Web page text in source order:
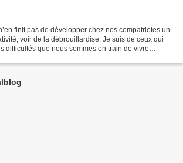
finit pas de développer chez nos compatriotes un
voir de la débrouillardise. Je suis de ceux qui
difficultés que nous sommes en train de vivre